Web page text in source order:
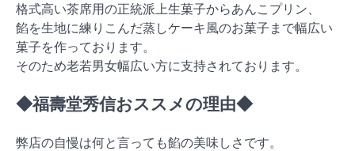
格式高い茶席用の正統派上生菓子からあんこプリン、
餡を生地に練りこんだ蒸しケーキ風のお菓子まで幅広い
菓子を作っております。
そのため老若男女幅広い方に支持されております。
◆福壽堂秀信おススメの理由◆
弊店の自慢は何と言っても餡の美味しさです。